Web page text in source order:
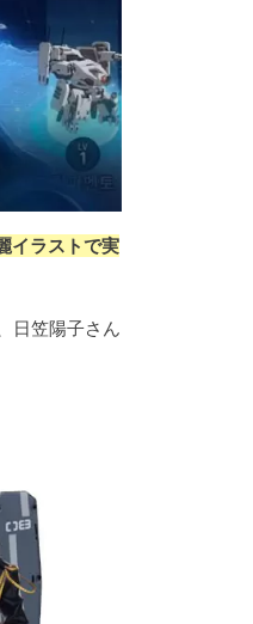
イラストで実
日笠陽子さん